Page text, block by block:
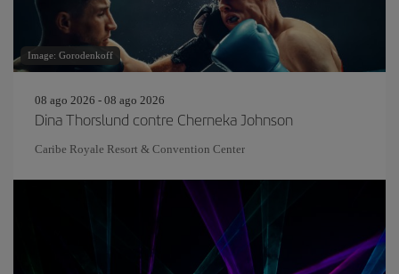
Image: Gorodenkoff
08 ago 2026 - 08 ago 2026
Dina Thorslund contre Cherneka Johnson
Caribe Royale Resort & Convention Center